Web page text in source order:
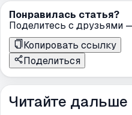
Понравилась статья?
Поделитесь с друзьями
Копировать ссылку
Поделиться
Читайте дальше